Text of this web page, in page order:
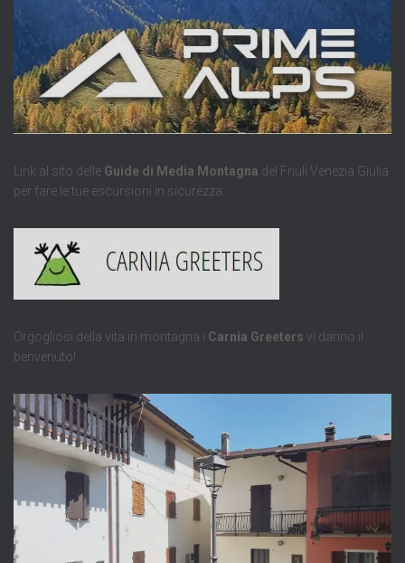
Link al sito delle Guide di Media Montagna del Friuli Venezia Giulia
per fare le tue escursioni in sicurezza.
Orgogliosi della vita in montagna i Carnia Greeters vi danno il
benvenuto!